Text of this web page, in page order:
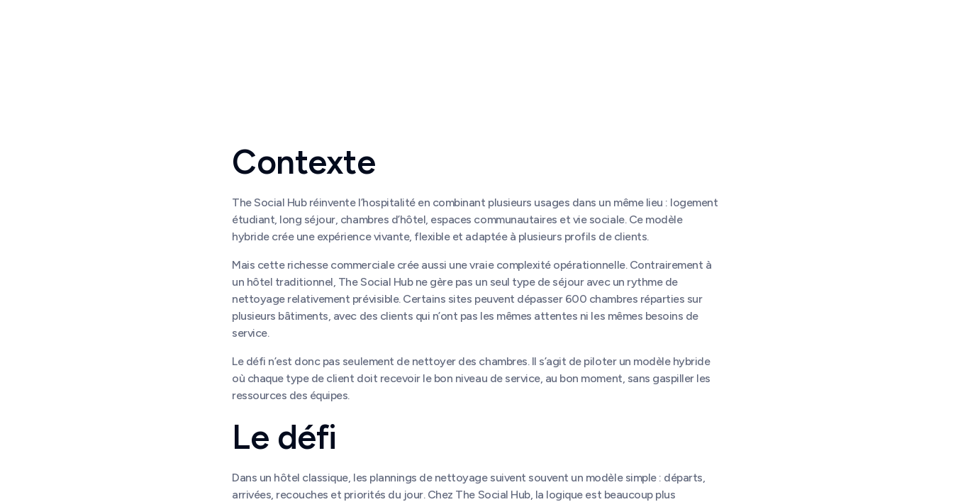
Contexte
The Social Hub réinvente l’hospitalité en combinant plusieurs usages dans un même lieu : logement
étudiant, long séjour, chambres d’hôtel, espaces communautaires et vie sociale. Ce modèle
hybride crée une expérience vivante, flexible et adaptée à plusieurs profils de clients.
Mais cette richesse commerciale crée aussi une vraie complexité opérationnelle. Contrairement à
un hôtel traditionnel, The Social Hub ne gère pas un seul type de séjour avec un rythme de
nettoyage relativement prévisible. Certains sites peuvent dépasser 600 chambres réparties sur
plusieurs bâtiments, avec des clients qui n’ont pas les mêmes attentes ni les mêmes besoins de
service.
Le défi n’est donc pas seulement de nettoyer des chambres. Il s’agit de piloter un modèle hybride
où chaque type de client doit recevoir le bon niveau de service, au bon moment, sans gaspiller les
ressources des équipes.
Le défi
Dans un hôtel classique, les plannings de nettoyage suivent souvent un modèle simple : départs,
arrivées, recouches et priorités du jour. Chez The Social Hub, la logique est beaucoup plus